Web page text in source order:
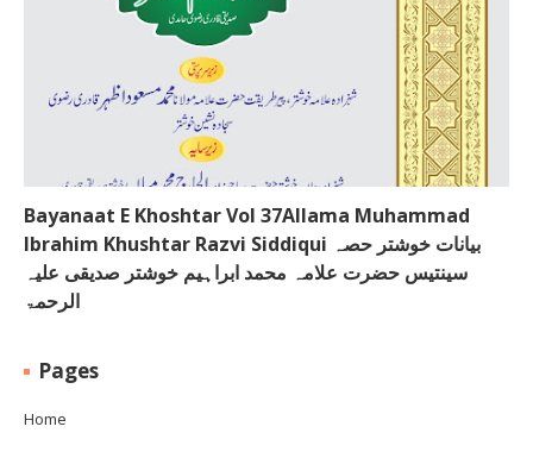
Bayanaat E Khoshtar Vol 37Allama Muhammad
Ibrahim Khushtar Razvi Siddiqui بیانات خوشتر حصہ
سینتیس حضرت علامہ محمد ابراہیم خوشتر صدیقی علیہ
الرحمۃ
Pages
Home